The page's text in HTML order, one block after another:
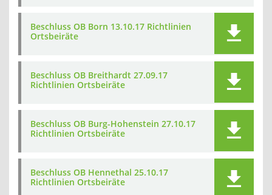
Beschluss OB Born 13.10.17 Richtlinien
Ortsbeiräte
Beschluss OB Breithardt 27.09.17
Richtlinien Ortsbeiräte
Beschluss OB Burg-Hohenstein 27.10.17
Richtlinien Ortsbeiräte
Beschluss OB Hennethal 25.10.17
Richtlinien Ortsbeiräte